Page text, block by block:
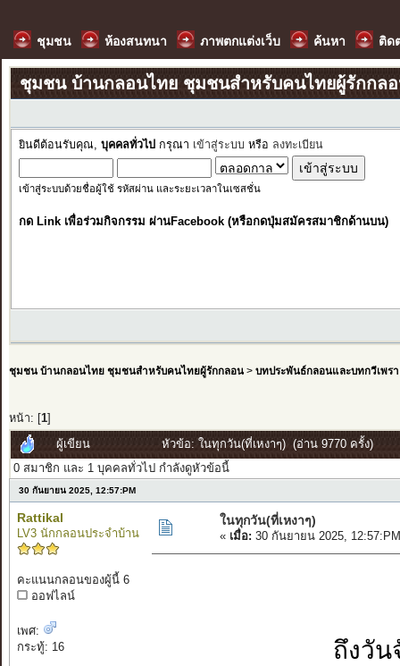
ชุมชน ห้องสนทนา ภาพตกแต่งเว็บ ค้นหา ติด
ชุมชน บ้านกลอนไทย ชุมชนสำหรับคนไทยผู้รักกล
ยินดีต้อนรับคุณ, บุคคลทั่วไป กรุณา เข้าสู่ระบบ หรือ ลงทะเบียน
เข้าสู่ระบบด้วยชื่อผู้ใช้ รหัสผ่าน และระยะเวลาในเซสชั่น
กด Link เพื่อร่วมกิจกรรม ผ่านFacebook (หรือกดปุ่มสมัครสมาชิกด้านบน)
ชุมชน บ้านกลอนไทย ชุมชนสำหรับคนไทยผู้รักกลอน> บทประพันธ์กลอนและบทกวีเพรา
หน้า: [ 1]
ผู้เขียน
หัวข้อ: ในทุกวัน(ที่เหงาๆ) (อ่าน 9770 ครั้ง)
0 สมาชิก และ 1 บุคคลทั่วไป กำลังดูหัวข้อนี้
30 กันยายน 2025, 12:57:PM
Rattikal
LV3 นักกลอนประจำบ้าน
คะแนนกลอนของผู้นี้ 6
ออฟไลน์
เพศ:
กระทู้: 16
ในทุกวัน(ที่เหงาๆ)
« เมื่อ: 30 กันยายน 2025,
ถึงวัน